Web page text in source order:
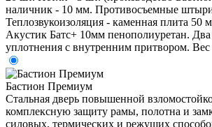
наличник - 10 мм. Противосъемные
Теплозвукоизоляция - каменная плита 50
Акустик Батс+ 10мм пенополиуретан. Два
уплотнения с внутренним притвором. Вес
Бастион Премиум
Стальная дверь повышенной
комплексную защиту рамы, полотна и
силовых, термических и режущих